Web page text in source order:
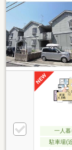
一人暮
駐車場(